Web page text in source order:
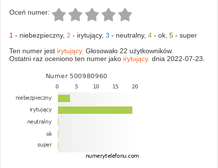
Oceń numer:
1 - niebezpieczny, 2 - irytujący, 3 - neutralny, 4- ok, 5- super
Ten numer jest irytujący. Głosowało 22 użytkowników.
Ostatni raz oceniono ten numer jako irytujący. dnia 2022-07-23.